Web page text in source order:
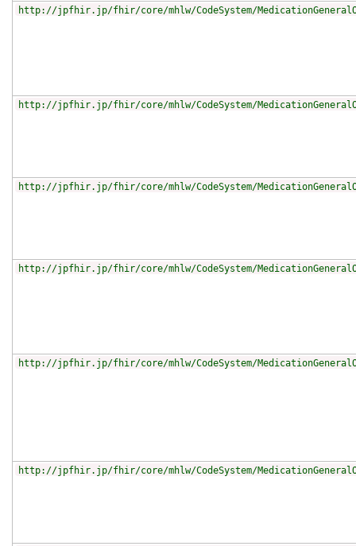
http://jpfhir.jp/fhir/core/mhlw/CodeSystem/
http://jpfhir.jp/fhir/core/mhlw/CodeSystem/
http://jpfhir.jp/fhir/core/mhlw/CodeSystem/
http://jpfhir.jp/fhir/core/mhlw/CodeSystem/
http://jpfhir.jp/fhir/core/mhlw/CodeSystem/
http://jpfhir.jp/fhir/core/mhlw/CodeSystem/